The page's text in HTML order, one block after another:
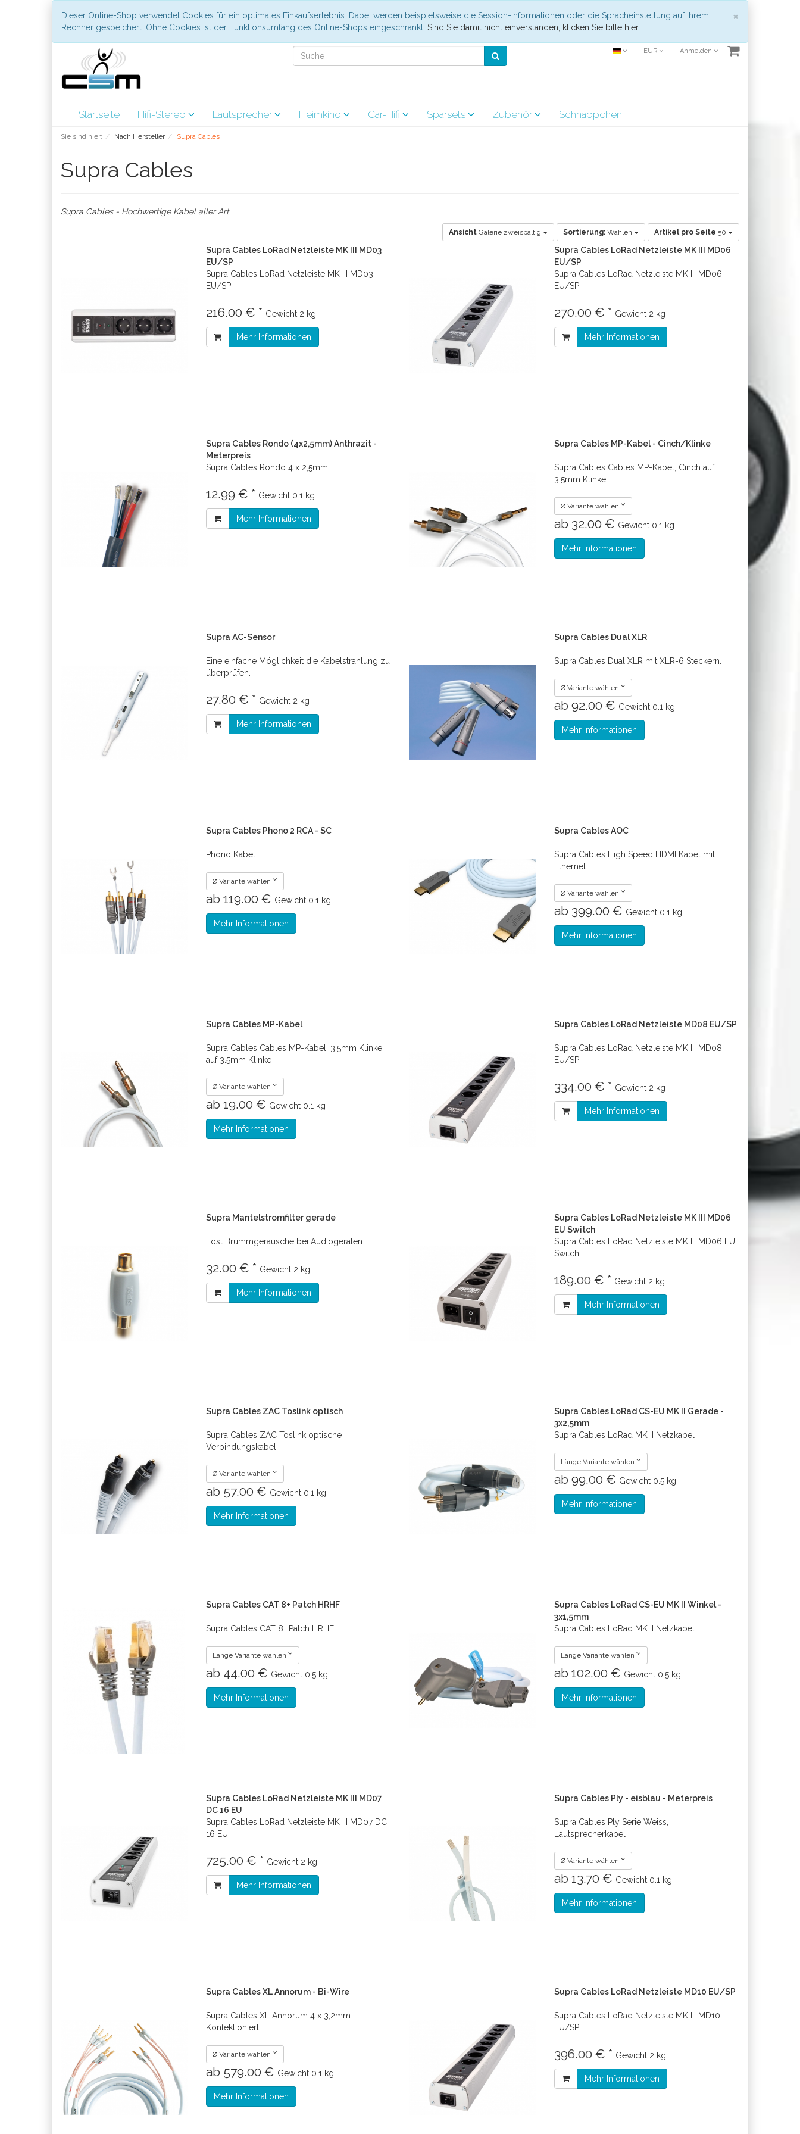
×
Dieser Online-Shop verwendet Cookies für ein optimales Einkaufserlebnis. Dabei werden beispielsweise die Session-Informationen oder die Spracheinstellung auf Ihrem
Rechner gespeichert. Ohne Cookies ist der Funktionsumfang des Online-Shops eingeschränkt. Sind Sie damit nicht einverstanden, klicken Sie bitte hier.
EUR Anmelden
Startseite Hifi-Stereo Lautsprecher Heimkino Car-Hifi Sparsets Zubehör Schnäppchen
Sie sind hier: Nach Hersteller Supra Cables
Supra Cables
Supra Cables - Hochwertige Kabel aller Art
Ansicht Galerie zweispaltig Sortierung: Wählen Artikel pro Seite 50
Supra Cables LoRad Netzleiste MK III MD03
EU/SP
Supra Cables LoRad Netzleiste MK III MD03
EU/SP
216.00 € * Gewicht 2 kg
Mehr Informationen
Supra Cables LoRad Netzleiste MK III MD06
EU/SP
Supra Cables LoRad Netzleiste MK III MD06
EU/SP
270.00 € * Gewicht 2 kg
Mehr Informationen
Supra Cables Rondo (4x2,5mm) Anthrazit -
Meterpreis
Supra Cables Rondo 4 x 2,5mm
12.99 € * Gewicht 0.1 kg
Mehr Informationen
Supra Cables MP-Kabel - Cinch/Klinke
Supra Cables Cables MP-Kabel, Cinch auf
3.5mm Klinke
Ø Variante wählen
ab 32.00 € Gewicht 0.1 kg
Mehr Informationen
Supra AC-Sensor
Eine einfache Möglichkeit die Kabelstrahlung zu
überprüfen.
27.80 € * Gewicht 2 kg
Mehr Informationen
Supra Cables Dual XLR
Supra Cables Dual XLR mit XLR-6 Steckern.
Ø Variante wählen
ab 92.00 € Gewicht 0.1 kg
Mehr Informationen
Supra Cables Phono 2 RCA - SC
Phono Kabel
Ø Variante wählen
ab 119.00 € Gewicht 0.1 kg
Mehr Informationen
Supra Cables AOC
Supra Cables High Speed HDMI Kabel mit
Ethernet
Ø Variante wählen
ab 399.00 € Gewicht 0.1 kg
Mehr Informationen
Supra Cables MP-Kabel
Supra Cables Cables MP-Kabel, 3,5mm Klinke
auf 3.5mm Klinke
Ø Variante wählen
ab 19.00 € Gewicht 0.1 kg
Mehr Informationen
Supra Cables LoRad Netzleiste MD08 EU/SP
Supra Cables LoRad Netzleiste MK III MD08
EU/SP
334.00 € * Gewicht 2 kg
Mehr Informationen
Supra Mantelstromfilter gerade
Löst Brummgeräusche bei Audiogeräten
32.00 € * Gewicht 2 kg
Mehr Informationen
Supra Cables LoRad Netzleiste MK III MD06
EU Switch
Supra Cables LoRad Netzleiste MK III MD06 EU
Switch
189.00 € * Gewicht 2 kg
Mehr Informationen
Supra Cables ZAC Toslink optisch
Supra Cables ZAC Toslink optische
Verbindungskabel
Ø Variante wählen
ab 57.00 € Gewicht 0.1 kg
Mehr Informationen
Supra Cables LoRad CS-EU MK II Gerade -
3x2,5mm
Supra Cables LoRad MK II Netzkabel
Länge Variante wählen
ab 99.00 € Gewicht 0.5 kg
Mehr Informationen
Supra Cables CAT 8+ Patch HRHF
Supra Cables CAT 8+ Patch HRHF
Länge Variante wählen
ab 44.00 € Gewicht 0.5 kg
Mehr Informationen
Supra Cables LoRad CS-EU MK II Winkel -
3x1,5mm
Supra Cables LoRad MK II Netzkabel
Länge Variante wählen
ab 102.00 € Gewicht 0.5 kg
Mehr Informationen
Supra Cables LoRad Netzleiste MK III MD07
DC 16 EU
Supra Cables LoRad Netzleiste MK III MD07 DC
16 EU
725.00 € * Gewicht 2 kg
Mehr Informationen
Supra Cables Ply - eisblau - Meterpreis
Supra Cables Ply Serie Weiss,
Lautsprecherkabel
Ø Variante wählen
ab 13.70 € Gewicht 0.1 kg
Mehr Informationen
Supra Cables XL Annorum - Bi-Wire
Supra Cables XL Annorum 4 x 3,2mm
Konfektioniert
Ø Variante wählen
ab 579.00 € Gewicht 0.1 kg
Mehr Informationen
Supra Cables LoRad Netzleiste MD10 EU/SP
Supra Cables LoRad Netzleiste MK III MD10
EU/SP
396.00 € * Gewicht 2 kg
Mehr Informationen